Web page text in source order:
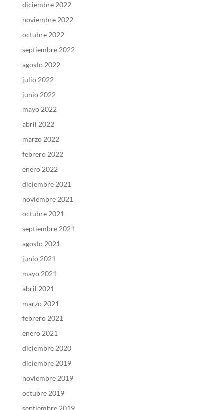
diciembre 2022
noviembre 2022
octubre 2022
septiembre 2022
agosto 2022
julio 2022
junio 2022
mayo 2022
abril 2022
marzo 2022
febrero 2022
enero 2022
diciembre 2021
noviembre 2021
octubre 2021
septiembre 2021
agosto 2021
junio 2021
mayo 2021
abril 2021
marzo 2021
febrero 2021
enero 2021
diciembre 2020
diciembre 2019
noviembre 2019
octubre 2019
septiembre 2019